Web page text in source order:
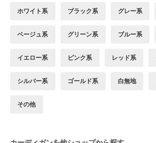
ホワイト系 ブラック系 グレー系
ベージュ系 グリーン系 ブルー系
イエロー系 ピンク系 レッド系
シルバー系 ゴールド系 白無地
その他